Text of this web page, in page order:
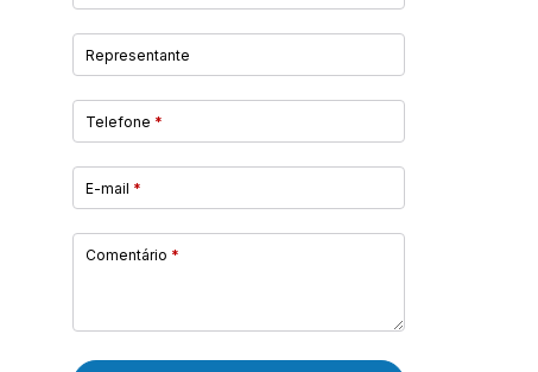
Representante
Telefone *
E-mail *
Comentário *